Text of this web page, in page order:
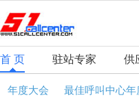
首 页 驻站专家 供
年度大会 最佳呼叫中心年